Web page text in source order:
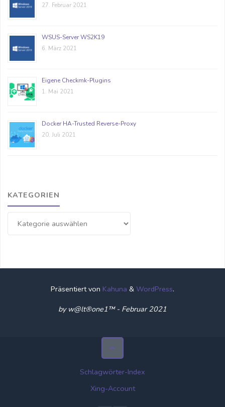
27. Februar 2021
WSUS-Server WS2K19
6. März 2021
Eigene Checkmk-Plugins
1. Mai 2021
Docker HA-Trusted Reverse-Proxy
20. Juli 2021
KATEGORIEN
Präsentiert von Kahuna & WordPress.
by w@lt®one1™ - Februar 2021
Schlagwörter-Index
Xing-Account